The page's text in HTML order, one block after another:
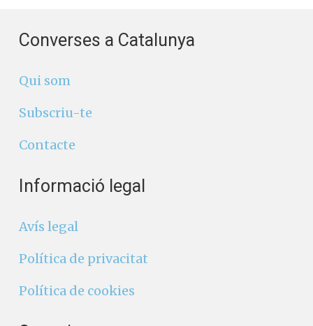
Converses a Catalunya
Qui som
Subscriu-te
Contacte
Informació legal
Avís legal
Política de privacitat
Política de cookies